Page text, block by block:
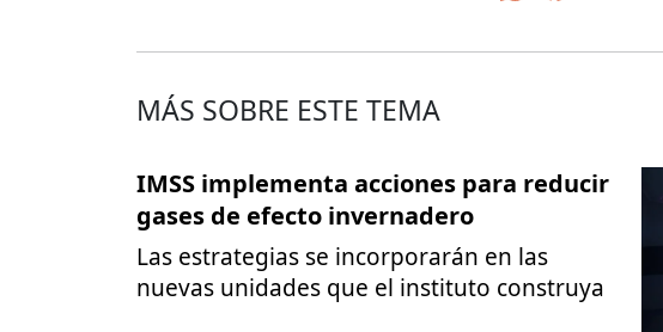
MÁS SOBRE ESTE TEMA
IMSS implementa acciones para reducir
gases de efecto invernadero
Las estrategias se incorporarán en las
nuevas unidades que el instituto construya